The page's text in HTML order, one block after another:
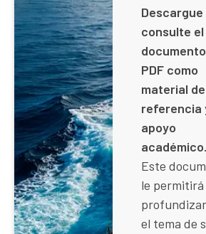
Descargue
consulte el
PDF como
material de
referencia
apoyo
académico.
Este
le permitirá
el tema de